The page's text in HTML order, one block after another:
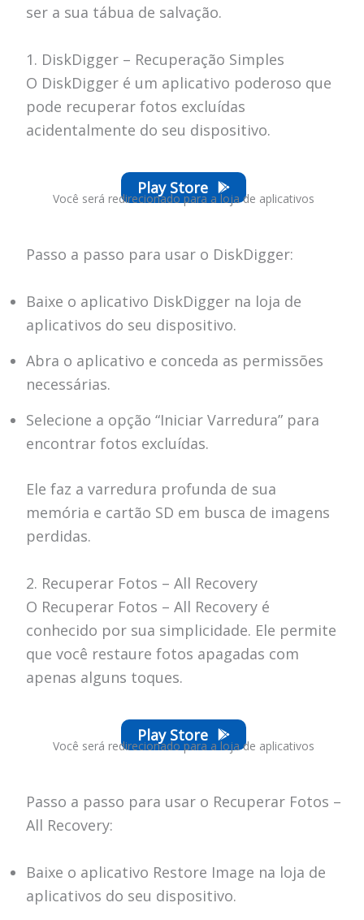
ser a sua tábua de salvação.
1. DiskDigger – Recuperação Simples
O DiskDigger é um aplicativo poderoso que
pode recuperar fotos excluídas
acidentalmente do seu dispositivo.
Play Store
Você será redirecionado para a loja de aplicativos
Passo a passo para usar o DiskDigger:
Baixe o aplicativo DiskDigger na loja de
aplicativos do seu dispositivo.
Abra o aplicativo e conceda as permissões
necessárias.
Selecione a opção “Iniciar Varredura” para
encontrar fotos excluídas.
Ele faz a varredura profunda de sua
memória e cartão SD em busca de imagens
perdidas.
2. Recuperar Fotos – All Recovery
O Recuperar Fotos – All Recovery é
conhecido por sua simplicidade. Ele permite
que você restaure fotos apagadas com
apenas alguns toques.
Play Store
Você será redirecionado para a loja de aplicativos
Passo a passo para usar o Recuperar Fotos –
All Recovery:
Baixe o aplicativo Restore Image na loja de
aplicativos do seu dispositivo.